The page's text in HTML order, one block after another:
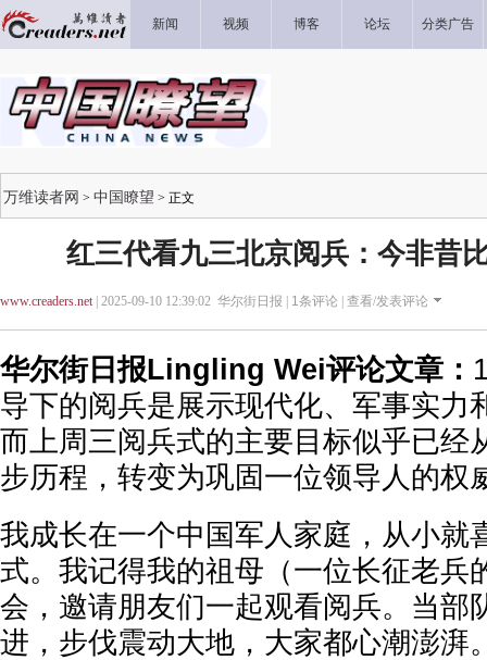
新闻 视频 博客 论坛 分类广告
万维读者网 > 中国瞭望 > 正文
红三代看九三北京阅兵：今非昔
www.creaders.net| 2025-09-10 12:39:02 华尔街日报 | 1条评论 | 查看/发表评论
华尔街日报Lingling Wei评论文章：
导下的阅兵是展示现代化、军事实力
而上周三阅兵式的主要目标似乎已经
步历程，转变为巩固一位领导人的权
我成长在一个中国军人家庭，从小就
式。我记得我的祖母（一位长征老兵
会，邀请朋友们一起观看阅兵。当部
进，步伐震动大地，大家都心潮澎湃